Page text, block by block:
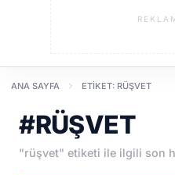
ANA SAYFA ETIKET: RÜŞVET
#RÜŞVET
"rüşvet" etiketi ile ilgili son